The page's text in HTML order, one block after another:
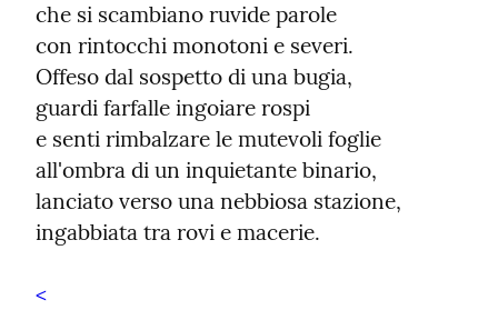
che si scambiano ruvide parole
con rintocchi monotoni e severi.
Offeso dal sospetto di una bugia,
guardi farfalle ingoiare rospi
e senti rimbalzare le mutevoli foglie
all'ombra di un inquietante binario,
lanciato verso una nebbiosa stazione,
ingabbiata tra rovi e macerie.
<